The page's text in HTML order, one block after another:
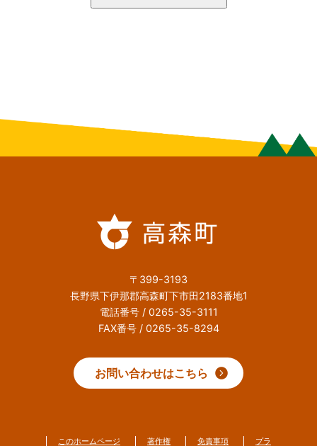
〒399-3193
長野県下伊那郡高森町下市田2183番地1
電話番号 / 0265-35-3111
FAX番号 / 0265-35-8294
お問い合わせはこちら
このホームページ 著作権 免責事項 プラ